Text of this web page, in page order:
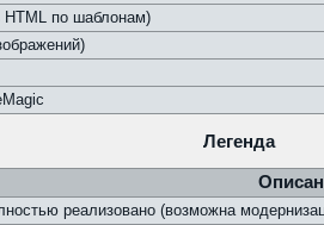
HTML по шаблонам)
Легенда
реализовано (возможна